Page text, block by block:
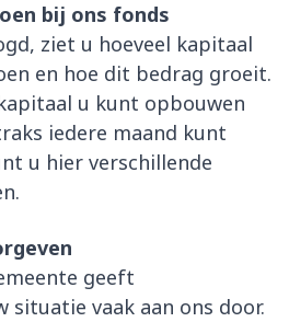
bij ons fonds
ziet u hoeveel kapitaal
en hoe dit bedrag groeit.
u kunt opbouwen
iedere maand kunt
u hier verschillende
geeft
situatie vaak aan ons door.